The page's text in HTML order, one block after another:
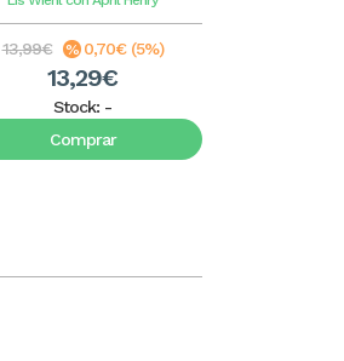
13,99€ 0,70€ (5%)
13,29€
Stock: -
Comprar